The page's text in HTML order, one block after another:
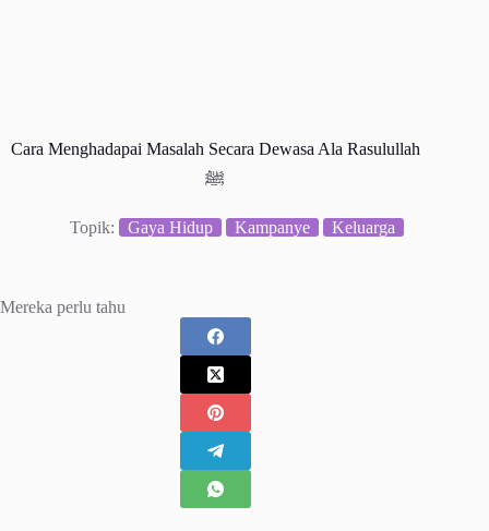
Cara Menghadapai Masalah Secara Dewasa Ala Rasulullah
ﷺ
Topik: Gaya Hidup Kampanye Keluarga
Mereka perlu tahu